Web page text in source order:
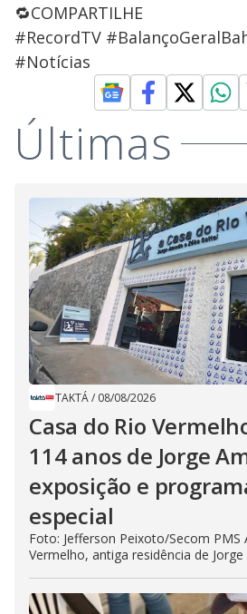
🔁COMPARTILHE
#RecordTV
#Notícias
Últimas
TAKTÁ/ 08/08/2026
Casa do Rio
114 anos de Jorge
exposição e
especial
Foto: Jefferson Peixoto/Secom PMS
Vermelho, antiga residência de Jorge